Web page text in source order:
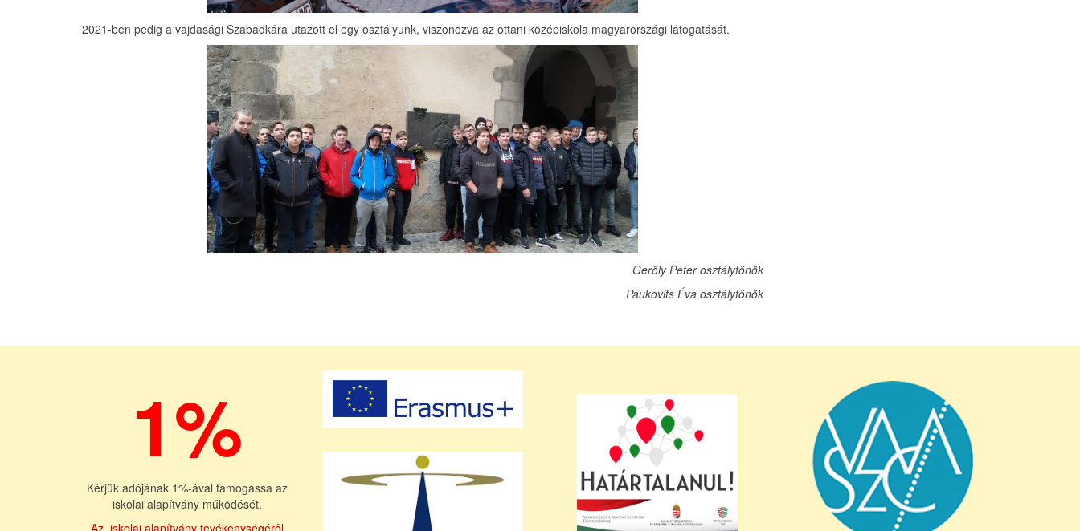
2021-ben pedig a vajdasági Szabadkára utazott el egy osztályunk, viszonozva az ottani középiskola magyarországi látogatását.
Geröly Péter osztályfőnök
Paukovits Éva osztályfőnök
1%
Kérjük adójának 1%-ával támogassa az
iskolai alapítvány működését.